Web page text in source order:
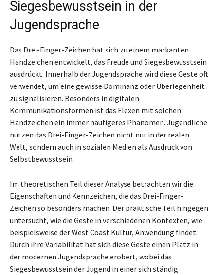
Siegesbewusstsein in der
Jugendsprache
Das Drei-Finger-Zeichen hat sich zu einem markanten
Handzeichen entwickelt, das Freude und Siegesbewusstsein
ausdrückt. Innerhalb der Jugendsprache wird diese Geste oft
verwendet, um eine gewisse Dominanz oder Überlegenheit
zu signalisieren. Besonders in digitalen
Kommunikationsformen ist das Flexen mit solchen
Handzeichen ein immer häufigeres Phänomen. Jugendliche
nutzen das Drei-Finger-Zeichen nicht nur in der realen
Welt, sondern auch in sozialen Medien als Ausdruck von
Selbstbewusstsein.
Im theoretischen Teil dieser Analyse betrachten wir die
Eigenschaften und Kennzeichen, die das Drei-Finger-
Zeichen so besonders machen. Der praktische Teil hingegen
untersucht, wie die Geste in verschiedenen Kontexten, wie
beispielsweise der West Coast Kultur, Anwendung findet.
Durch ihre Variabilität hat sich diese Geste einen Platz in
der modernen Jugendsprache erobert, wobei das
Siegesbewusstsein der Jugend in einer sich ständig